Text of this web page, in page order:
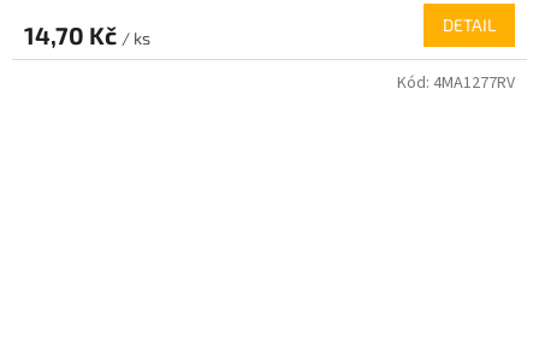
14,70 Kč / ks
DETAIL
Kód: 4MA1277RV